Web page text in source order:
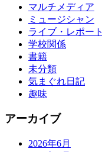
マルチメディア
ミュージシャン
ライブ・レポート
学校関係
書籍
未分類
気まぐれ日記
趣味
アーカイブ
2026年6月